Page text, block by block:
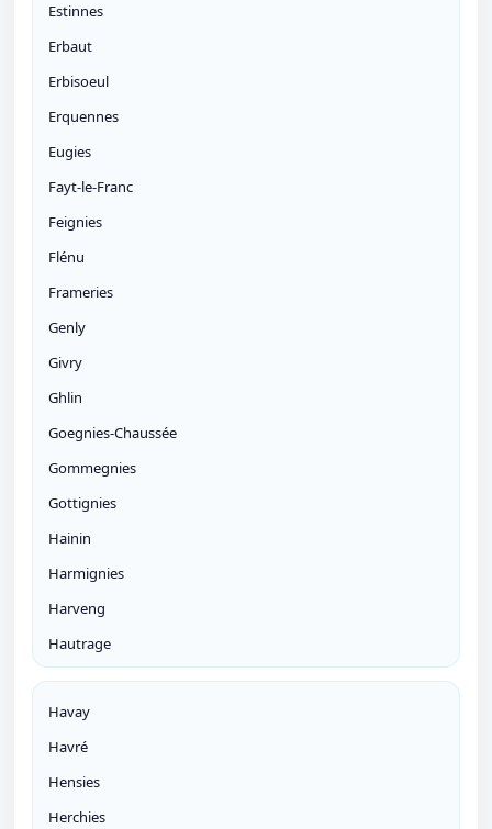
Estinnes
Erbaut
Erbisoeul
Erquennes
Eugies
Fayt-le-Franc
Feignies
Flénu
Frameries
Genly
Givry
Ghlin
Goegnies-Chaussée
Gommegnies
Gottignies
Hainin
Harmignies
Harveng
Hautrage
Havay
Havré
Hensies
Herchies